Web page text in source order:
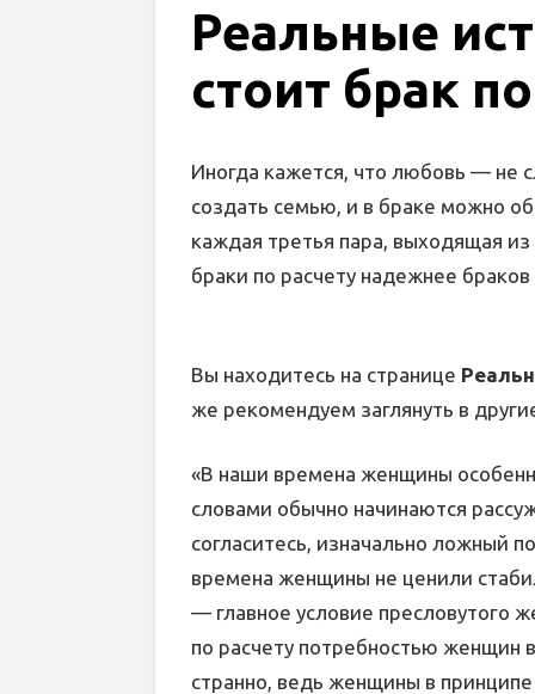
Реальные
стоит брак
Иногда кажется, что любовь — не
создать семью, и в браке можно
каждая третья пара, выходящая из
браки по расчету надежнее
Вы находитесь на странице
же рекомендуем заглянуть в
«В наши времена женщины
словами обычно начинаются
согласитесь, изначально ложный
времена женщины не ценили
— главное условие пресловутого
по расчету потребностью женщин
странно, ведь женщины в